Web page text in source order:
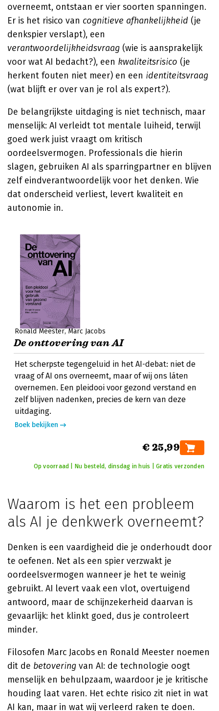
overneemt, ontstaan er vier soorten spanningen.
Er is het risico van cognitieve afhankelijkheid (je
denkspier verslapt), een
verantwoordelijkheidsvraag (wie is aansprakelijk
voor wat AI bedacht?), een kwaliteitsrisico (je
herkent fouten niet meer) en een identiteitsvraag
(wat blijft er over van je rol als expert?).
De belangrijkste uitdaging is niet technisch, maar
menselijk: AI verleidt tot mentale luiheid, terwijl
goed werk juist vraagt om kritisch
oordeelsvermogen. Professionals die hierin
slagen, gebruiken AI als sparringpartner en blijven
zelf eindverantwoordelijk voor het denken. Wie
dat onderscheid verliest, levert kwaliteit en
autonomie in.
Ronald Meester Marc Jacobs
De onttovering van AI
Het scherpste tegengeluid in het AI-debat: niet de
vraag of AI ons overneemt, maar of wij ons láten
overnemen. Een pleidooi voor gezond verstand en
zelf blijven nadenken, precies de kern van deze
uitdaging.
Boek bekijken
€ 25,99
Op voorraad | Nu besteld, dinsdag in huis | Gratis verzonden
Waarom is het een probleem
als AI je denkwerk overneemt?
Denken is een vaardigheid die je onderhoudt door
te oefenen. Net als een spier verzwakt je
oordeelsvermogen wanneer je het te weinig
gebruikt. AI levert vaak een vlot, overtuigend
antwoord, maar de schijnzekerheid daarvan is
gevaarlijk: het klinkt goed, dus je controleert
minder.
Filosofen Marc Jacobs en Ronald Meester noemen
dit de betovering van AI: de technologie oogt
menselijk en behulpzaam, waardoor je je kritische
houding laat varen. Het echte risico zit niet in wat
AI kan, maar in wat wij verleerd raken te doen.